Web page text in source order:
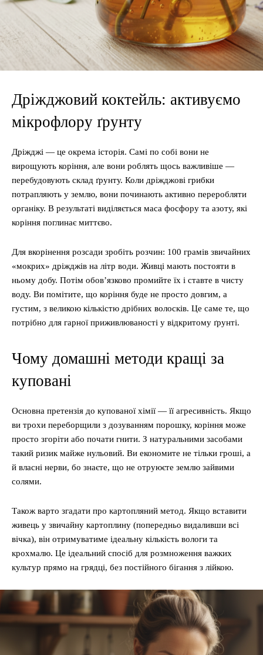
Дріжджовий коктейль: активуємо
мікрофлору ґрунту
Дріжджі — це окрема історія. Самі по собі вони не
вирощують коріння, але вони роблять щось важливіше —
перебудовують склад ґрунту. Коли дріжджові грибки
потрапляють у землю, вони починають активно переробляти
органіку. В результаті виділяється маса фосфору та азоту, які
коріння поглинає миттєво.
Для вкорінення розсади зробіть розчин: 100 грамів звичайних
«мокрих» дріжджів на літр води. Живці мають постояти в
ньому добу. Потім обов’язково промийте їх і ставте в чисту
воду. Ви помітите, що коріння буде не просто довгим, а
густим, з великою кількістю дрібних волосків. Це саме те, що
потрібно для гарної приживлюваності у відкритому ґрунті.
Чому домашні методи кращі за
куповані
Основна претензія до купованої хімії — її агресивність. Якщо
ви трохи переборщили з дозуванням порошку, коріння може
просто згоріти або почати гнити. З натуральними засобами
такий ризик майже нульовий. Ви економите не тільки гроші, а
й власні нерви, бо знаєте, що не отруюєте землю зайвими
солями.
Також варто згадати про картопляний метод. Якщо вставити
живець у звичайну картоплину (попередньо видаливши всі
вічка), він отримуватиме ідеальну кількість вологи та
крохмалю. Це ідеальний спосіб для розмноження важких
культур прямо на грядці, без постійного бігання з лійкою.